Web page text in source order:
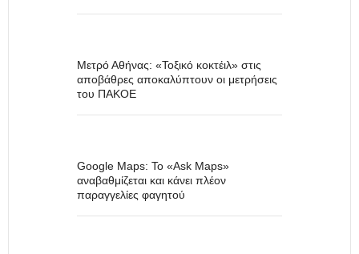
Μετρό Αθήνας: «Τοξικό κοκτέιλ» στις
αποβάθρες αποκαλύπτουν οι μετρήσεις
του ΠΑΚΟΕ
Google Maps: Το «Ask Maps»
αναβαθμίζεται και κάνει πλέον
παραγγελίες φαγητού